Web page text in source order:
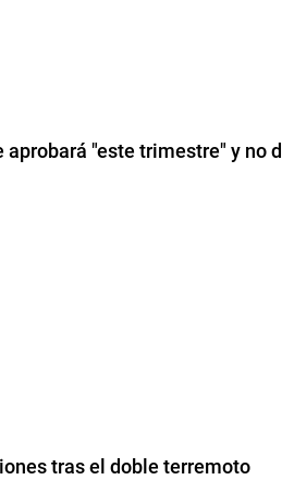
"este trimestre" y no
tras el doble terremoto